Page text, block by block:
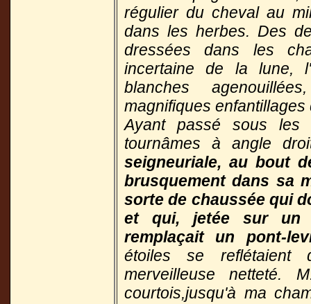
régulier du cheval au
dans les herbes. Des
dressées dans les
incertaine de la lune,
blanches
magnifiques
Ayant passé sous les
tournâmes à angle
seigneuriale, au bout
brusquement dans sa
sorte de chaussée qui
et qui, jetée sur un
remplaçait un pont-
étoiles se reflétaient
merveilleuse netteté.
courtois,jusqu'à ma